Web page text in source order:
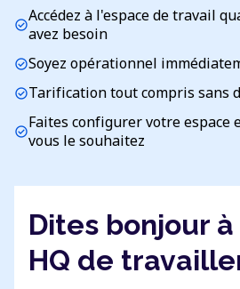
check_circleAccédez à l'espace de travail
avez besoin
check_circleSoyez opérationnel
check_circleTarification tout compris sans
check_circleFaites configurer votre espace
vous le souhaitez
Dites bonjour
HQ de